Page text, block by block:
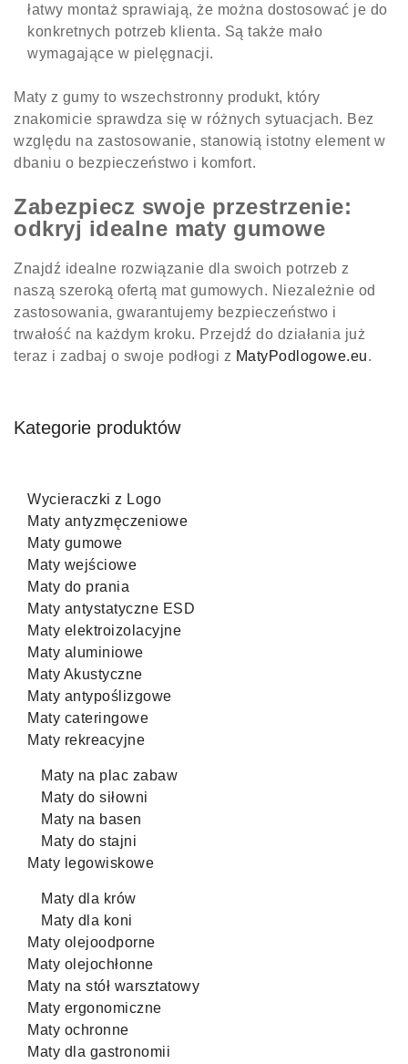
łatwy montaż sprawiają, że można dostosować je do
konkretnych potrzeb klienta. Są także mało
wymagające w pielęgnacji.
Maty z gumy to wszechstronny produkt, który
znakomicie sprawdza się w różnych sytuacjach. Bez
względu na zastosowanie, stanowią istotny element w
dbaniu o bezpieczeństwo i komfort.
Zabezpiecz swoje przestrzenie:
odkryj idealne maty gumowe
Znajdź idealne rozwiązanie dla swoich potrzeb z
naszą szeroką ofertą mat gumowych. Niezależnie od
zastosowania, gwarantujemy bezpieczeństwo i
trwałość na każdym kroku. Przejdź do działania już
teraz i zadbaj o swoje podłogi z MatyPodlogowe.eu​​​​.
Kategorie produktów
Wycieraczki z Logo
Maty antyzmęczeniowe
Maty gumowe
Maty wejściowe
Maty do prania
Maty antystatyczne ESD
Maty elektroizolacyjne
Maty aluminiowe
Maty Akustyczne
Maty antypoślizgowe
Maty cateringowe
Maty rekreacyjne
Maty na plac zabaw
Maty do siłowni
Maty na basen
Maty do stajni
Maty legowiskowe
Maty dla krów
Maty dla koni
Maty olejoodporne
Maty olejochłonne
Maty na stół warsztatowy
Maty ergonomiczne
Maty ochronne
Maty dla gastronomii